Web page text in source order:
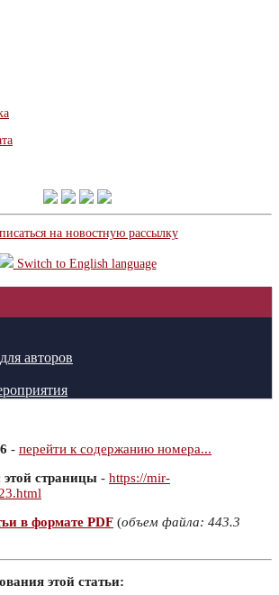
на новостную рассылку
Switch to English language
авторов
- перейти к содержанию номера...
страницы - https://mir-
в формате PDF (объем файла: 443.3
этой статьи: